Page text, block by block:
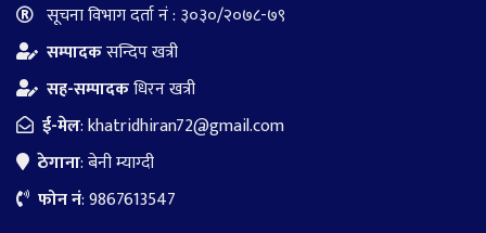
सूचना विभाग दर्ता नं : ३०३०/२०७८-७९
सम्पादकसन्दिप खत्री
सह-सम्पादकधिरन खत्री
ई-मेल:khatridhiran72@gmail.com
ठेगाना: बेनी म्याग्दी
फोन नं: 9867613547